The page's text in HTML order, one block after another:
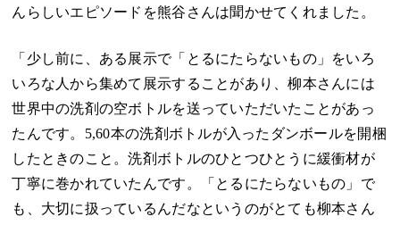
んらしいエピソードを熊谷さんは聞かせてくれました。
「少し前に、ある展示で「とるにたらないもの」をいろ
いろな人から集めて展示することがあり、柳本さんには
世界中の洗剤の空ボトルを送っていただいたことがあっ
たんです。5,60本の洗剤ボトルが入ったダンボールを開梱
したときのこと。洗剤ボトルのひとつひとうに緩衝材が
丁寧に巻かれていたんです。「とるにたらないもの」で
も、大切に扱っているんだなというのがとても柳本さん